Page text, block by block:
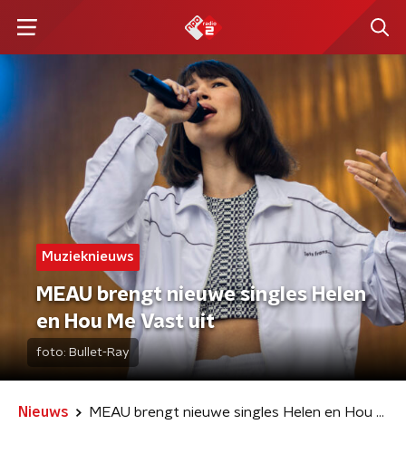
Muzieknieuws
MEAU brengt nieuwe singles Helen
en Hou Me Vast uit
foto: Bullet-Ray
Nieuws MEAU brengt nieuwe singles Helen en Hou Me Vast uit